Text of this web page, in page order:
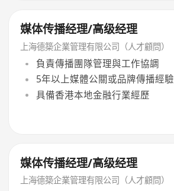
媒体传播经理/高级经理
上海德築企業管理有限公司（人才顧問）
負責傳播團隊管理與工作協調
5年以上媒體公關或品牌傳播經驗
具備香港本地金融行業經歷
媒体传播经理/高级经理
上海德築企業管理有限公司（人才顧問）